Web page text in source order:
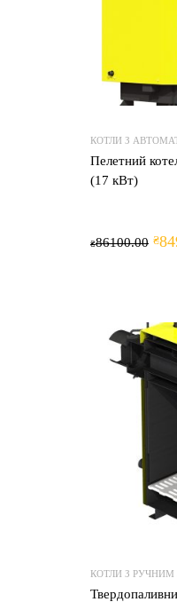
КОТЛИ З
Пелетний
(17 кВт)
₴86100.00 ₴
КОТЛИ З